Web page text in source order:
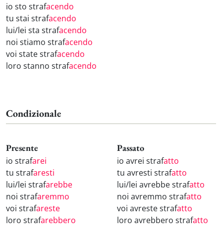
io sto strafacendo
tu stai strafacendo
lui/lei sta strafacendo
noi stiamo strafacendo
voi state strafacendo
loro stanno strafacendo
Condizionale
Presente
io strafarei
tu strafaresti
lui/lei strafarebbe
noi strafaremmo
voi strafareste
loro strafarebbero
Passato
io avrei strafatto
tu avresti strafatto
lui/lei avrebbe strafatto
noi avremmo strafatto
voi avreste strafatto
loro avrebbero strafatto